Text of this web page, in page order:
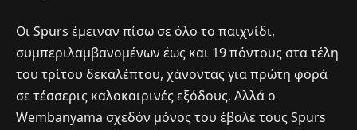
Οι Spurs έμειναν πίσω σε όλο το παιχνίδι,
συμπεριλαμβανομένων έως και 19 πόντους στα τέλη
του τρίτου δεκαλέπτου, χάνοντας για πρώτη φορά
σε τέσσερις καλοκαιρινές εξόδους. Αλλά ο
Wembanyama σχεδόν μόνος του έβαλε τους Spurs